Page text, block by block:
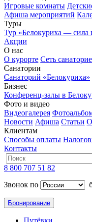
Игровые комнаты
Афиша мероприятий
Туры
Тур «Белокуриха — сила
Акции
О нас
О курорте Сеть
Санатории
Санаторий «Белокуриха»
Бизнес
Конференц-залы в
Фото и видео
Видеогалерея
Новости Афиша Статьи
Клиентам
Способы оплаты
Контакты
8 800 707 51 82
Звонок по
Бронирование
Путёвки